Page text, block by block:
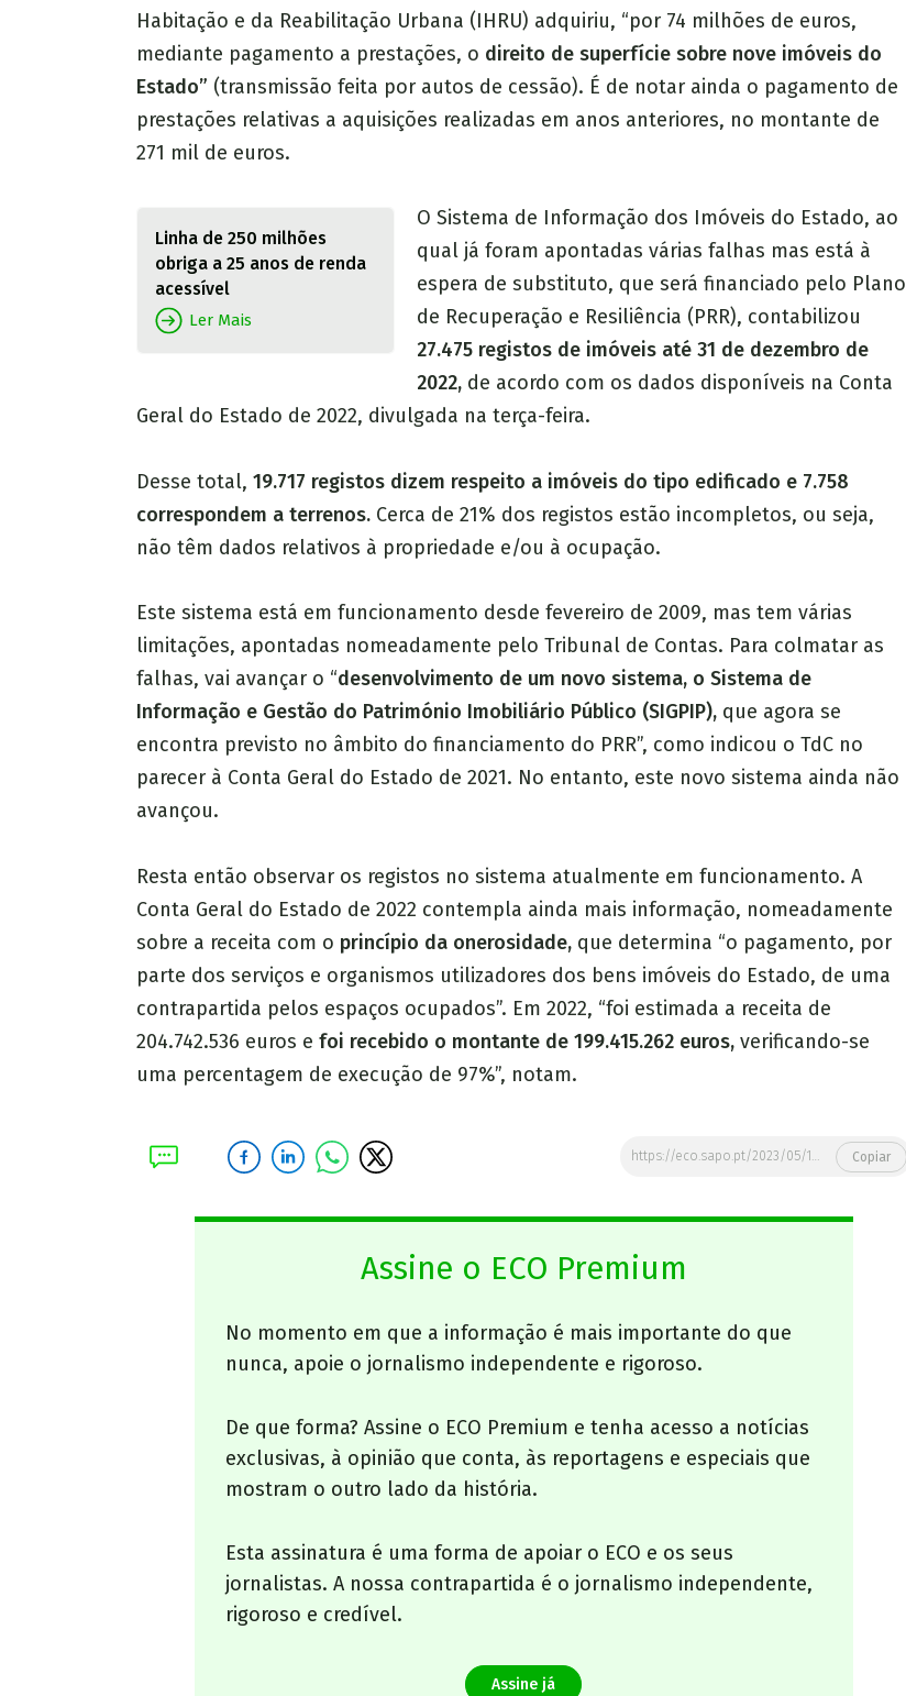
Habitação e da Reabilitação Urbana (IHRU) adquiriu, “por 74 milhões de euros,
mediante pagamento a prestações, o direito de superfície sobre nove imóveis do
Estado” (transmissão feita por autos de cessão). É de notar ainda o pagamento de
prestações relativas a aquisições realizadas em anos anteriores, no montante de
271 mil de euros.
Linha de 250 milhões
obriga a 25 anos de renda
acessível
Ler Mais
O Sistema de Informação dos Imóveis do Estado, ao
qual já foram apontadas várias falhas mas está à
espera de substituto, que será financiado pelo Plano
de Recuperação e Resiliência (PRR), contabilizou
27.475 registos de imóveis até 31 de dezembro de
2022,de acordo com os dados disponíveis na Conta
Geral do Estado de 2022, divulgada na terça-feira.
Desse total, 19.717 registos dizem respeito a imóveis do tipo edificado e 7.758
correspondem a terrenos.Cerca de 21% dos registos estão incompletos, ou seja,
não têm dados relativos à propriedade e/ou à ocupação.
Este sistema está em funcionamento desde fevereiro de 2009, mas tem várias
limitações, apontadas nomeadamente pelo Tribunal de Contas. Para colmatar as
falhas, vai avançar o “desenvolvimento de um novo sistema, o Sistema de
Informação e Gestão do Património Imobiliário Público (SIGPIP),que agora se
encontra previsto no âmbito do financiamento do PRR”, como indicou o TdC no
parecer à Conta Geral do Estado de 2021. No entanto, este novo sistema ainda não
avançou.
Resta então observar os registos no sistema atualmente em funcionamento. A
Conta Geral do Estado de 2022 contempla ainda mais informação, nomeadamente
sobre a receita com o princípio da onerosidade,que determina “o pagamento, por
parte dos serviços e organismos utilizadores dos bens imóveis do Estado, de uma
contrapartida pelos espaços ocupados”. Em 2022, “foi estimada a receita de
204.742.536 euros e foi recebido o montante de 199.415.262 euros,verificando-se
uma percentagem de execução de 97%”, notam.
https://eco.sapo.pt/2023/05/18/arrendamento-acessivel-trava-vendas-de-imoveis-do-estado-em-2022/ Copiar
Assine o ECO Premium
No momento em que a informação é mais importante do que
nunca, apoie o jornalismo independente e rigoroso.
De que forma? Assine o ECO Premium e tenha acesso a notícias
exclusivas, à opinião que conta, às reportagens e especiais que
mostram o outro lado da história.
Esta assinatura é uma forma de apoiar o ECO e os seus
jornalistas. A nossa contrapartida é o jornalismo independente,
rigoroso e credível.
Assine já